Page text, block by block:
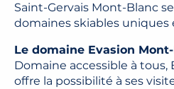
Saint-Gervais Mont-Blanc
domaines skiables uniques
Le domaine Evasion
Domaine accessible à tous,
offre la possibilité à ses